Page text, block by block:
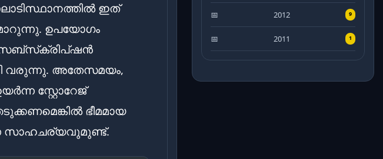
ഇത്
ഉപയോഗം
വരുന്നു. അതേസമയം,
സ്റ്റോറേജ്
ഭീമമായ
സാഹചര്യവുമുണ്ട്.
2012 9
2011 1